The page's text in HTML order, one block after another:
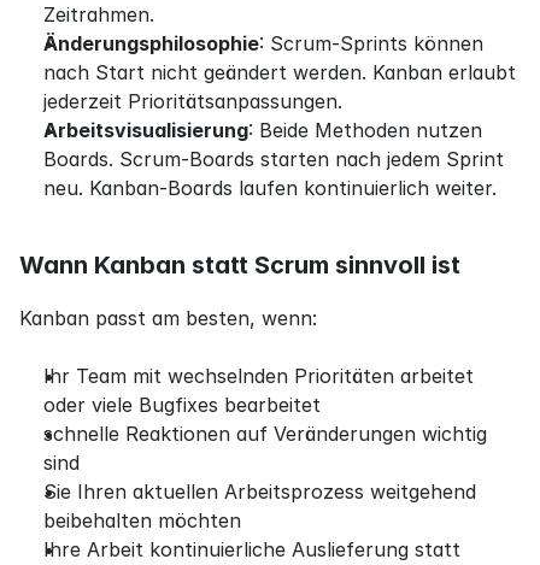
Zeitrahmen.
Änderungsphilosophie: Scrum-Sprints können
nach Start nicht geändert werden. Kanban erlaubt
jederzeit Prioritätsanpassungen.
Arbeitsvisualisierung: Beide Methoden nutzen
Boards. Scrum-Boards starten nach jedem Sprint
neu. Kanban-Boards laufen kontinuierlich weiter.
Wann Kanban statt Scrum sinnvoll ist
Kanban passt am besten, wenn:
Ihr Team mit wechselnden Prioritäten arbeitet
oder viele Bugfixes bearbeitet
schnelle Reaktionen auf Veränderungen wichtig
sind
Sie Ihren aktuellen Arbeitsprozess weitgehend
beibehalten möchten
Ihre Arbeit kontinuierliche Auslieferung statt